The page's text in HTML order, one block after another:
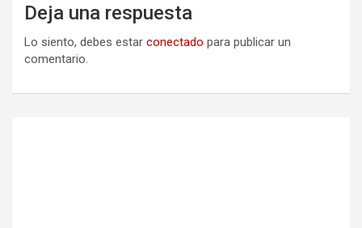
Deja una respuesta
Lo siento, debes estar conectado para publicar un
comentario.